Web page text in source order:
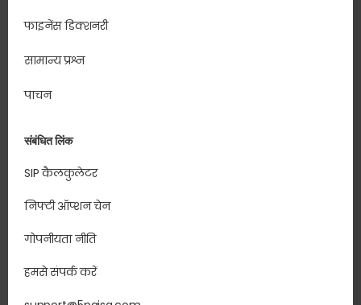
फाइनेंस डिक्शनरी
सामान्य प्रश्न
पाचन
संबंधित लिंक
SIP कैलकुलेटर
निफ्टी ऑप्शन चेन
गोपनीयता नीति
हमसे संपर्क करें